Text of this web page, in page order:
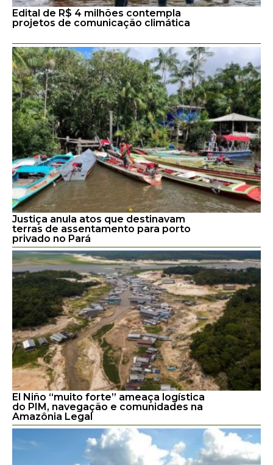
Edital de R$ 4 milhões contempla
projetos de comunicação climática
Justiça anula atos que destinavam
terras de assentamento para porto
privado no Pará
El Niño “muito forte” ameaça logística
do PIM, navegação e comunidades na
Amazônia Legal